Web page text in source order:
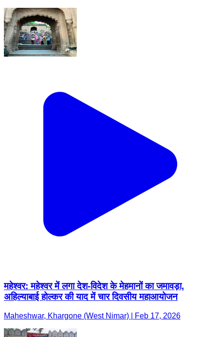
महेश्वर: महेश्वर में लगा देश-विदेश के मेहमानों का जमावड़ा,
अहिल्याबाई होल्कर की याद में चार दिवसीय महाआयोजन
Maheshwar, Khargone (West Nimar) | Feb 17, 2026